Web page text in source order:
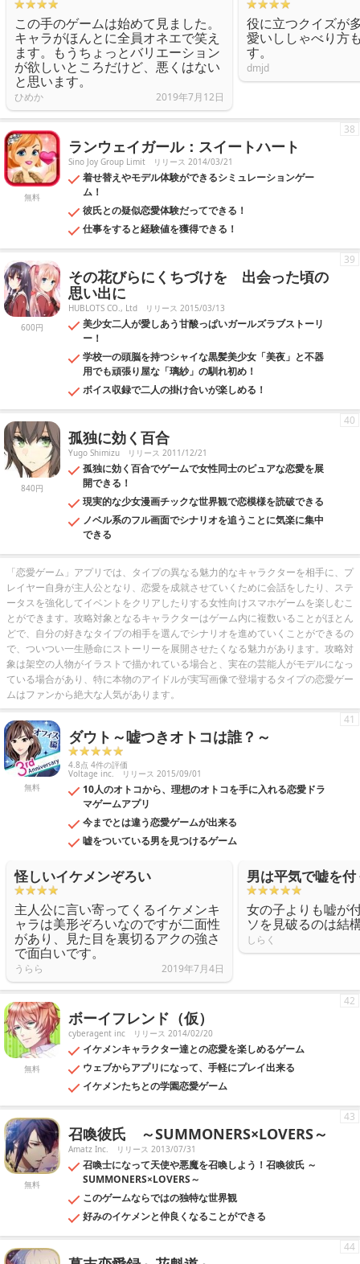
この手のゲームは始めて見ました。
キャラがほんとに全員オネエで笑え
ます。もうちょっとバリエーション
が欲しいところだけど、悪くはない
と思います。
ひめか 2019年7月12日
役に立つクイズが
愛いししゃべり方
す。
dmjd
無料
ランウェイガール：スイートハート
Sino Joy Group Limit リリース 2014/03/21
着せ替えやモデル体験ができるシミュレーションゲー
ム！
彼氏との疑似恋愛体験だってできる！
仕事をすると経験値を獲得できる！
38
600円
その花びらにくちづけを 出会った頃の
思い出に
HUBLOTS CO., Ltd リリース 2015/03/13
美少女二人が愛しあう甘酸っぱいガールズラブストーリ
ー！
学校一の頭脳を持つシャイな黒髪美少女「美夜」と不器
用でも頑張り屋な「璃紗」の馴れ初め！
ボイス収録で二人の掛け合いが楽しめる！
39
840円
孤独に効く百合
Yugo Shimizu リリース 2011/12/21
孤独に効く百合でゲームで女性同士のピュアな恋愛を展
開できる！
現実的な少女漫画チックな世界観で恋模様を読破できる
ノベル系のフル画面でシナリオを追うことに気楽に集中
できる
40
「恋愛ゲーム」アプリでは、タイプの異なる魅力的なキャラクターを相手に、プ
レイヤー自身が主人公となり、恋愛を成就させていくために会話をしたり、ステ
ータスを強化してイベントをクリアしたりする女性向けスマホゲームを楽しむこ
とができます。攻略対象となるキャラクターはゲーム内に複数いることがほとん
どで、自分の好きなタイプの相手を選んでシナリオを進めていくことができるの
で、ついつい一生懸命にストーリーを展開させたくなる魅力があります。攻略対
象は架空の人物がイラストで描かれている場合と、実在の芸能人がモデルになっ
ている場合があり、特に本物のアイドルが実写画像で登場するタイプの恋愛ゲー
ムはファンから絶大な人気があります。
無料
ダウト～嘘つきオトコは誰？～
4.8点 4件の評価
Voltage inc. リリース 2015/09/01
10人のオトコから、理想のオトコを手に入れる恋愛ドラ
マゲームアプリ
今までとは違う恋愛ゲームが出来る
嘘をついている男を見つけるゲーム
41
怪しいイケメンぞろい
主人公に言い寄ってくるイケメンキ
ャラは美形ぞろいなのですが二面性
があり、見た目を裏切るアクの強さ
で面白いです。
うらら 2019年7月4日
男は平気で嘘を付
女の子よりも嘘が
ソを見破るのは結
しらく
無料
ボーイフレンド（仮）
cyberagent inc リリース 2014/02/20
イケメンキャラクター達との恋愛を楽しめるゲーム
ウェブからアプリになって、手軽にプレイ出来る
イケメンたちとの学園恋愛ゲーム
42
無料
召喚彼氏 ～SUMMONERS×LOVERS～
Amatz Inc. リリース 2013/07/31
召喚士になって天使や悪魔を召喚しよう！召喚彼氏 ～
SUMMONERS×LOVERS～
このゲームならではの独特な世界観
好みのイケメンと仲良くなることができる
43
44